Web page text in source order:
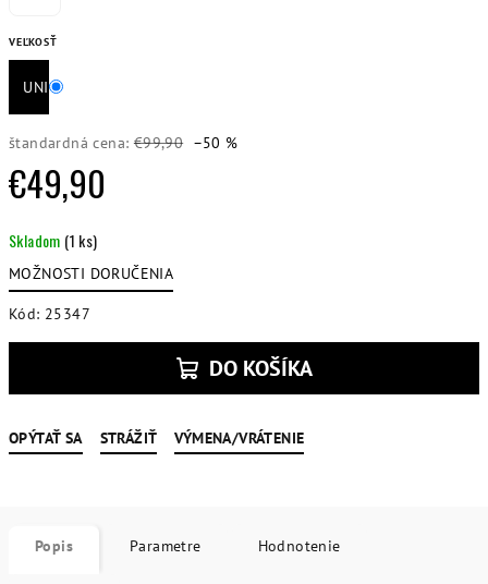
VEĽKOSŤ
UNI
štandardná cena: €99,90 –50 %
€49,90
cena:
Skladom (1 ks)
MOŽNOSTI DORUČENIA
Kód: 25347
DO KOŠÍKA
OPÝTAŤ SA STRÁŽIŤ VÝMENA/VRÁTENIE
Popis Parametre Hodnotenie